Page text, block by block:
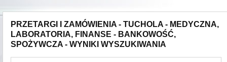
PRZETARGI I ZAMÓWIENIA - TUCHOLA - MEDYCZNA,
LABORATORIA, FINANSE - BANKOWOŚĆ,
SPOŻYWCZA - WYNIKI WYSZUKIWANIA